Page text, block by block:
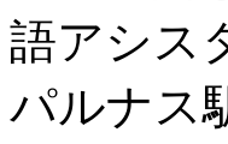
語アシス
パルナス